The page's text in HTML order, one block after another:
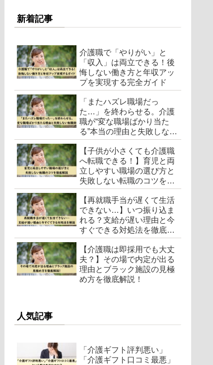
新着記事
介護職で「やりがい」と
「収入」は両立できる！後
悔しない働き方と年収アッ
プを実現する完全ガイド
「またハズレ職場だっ
た…」を終わらせる。介護
職が“変な職場ばかり当た
る”本当の理由と失敗しない
転職術
【子供が小さくても介護職
へ転職できる！】育児と両
立しやすい職場の選び方と
失敗しない転職のコツを徹
底解説
【再就職手当が遅くて生活
できない…】いつ振り込ま
れる？支給が遅い理由と今
すぐできる対処法を徹底解
説
【介護職は即採用でも大丈
夫？】その場で内定が出る
理由とブラック施設の見極
め方を徹底解説！
人気記事
「介護ギフト評判悪い」
「介護ギフト口コミ最悪」